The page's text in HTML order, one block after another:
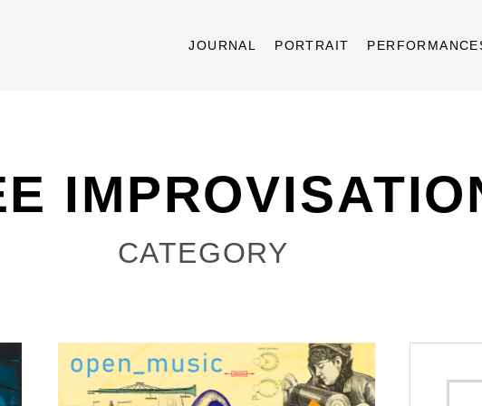
JOURNAL PORTRAIT
CATEGORY